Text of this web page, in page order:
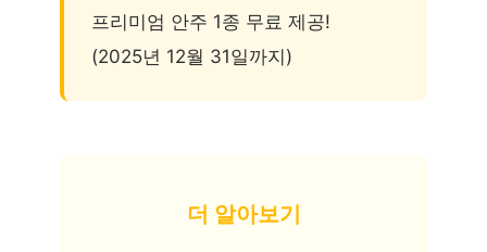
프리미엄 안주 1종 무료 제공!
(2025년 12월 31일까지)
더 알아보기